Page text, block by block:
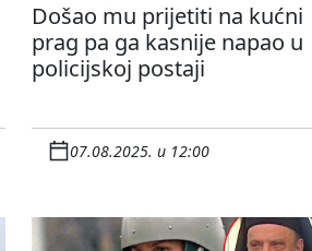
Došao mu prijetiti na kućni
prag pa ga kasnije napao u
policijskoj postaji
07.08.2025. u 12:00